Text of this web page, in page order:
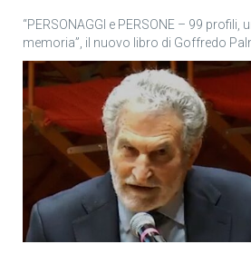
“PERSONAGGI e PERSONE – 99 profili,
memoria”, il nuovo libro di Goffredo